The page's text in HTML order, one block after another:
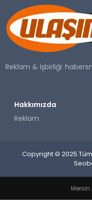
SAĞLIK
YAŞAM
Reklam & İşbirliği:
Hakkımızda
Reklam
Copyright © 2025 Tüm
Mersin